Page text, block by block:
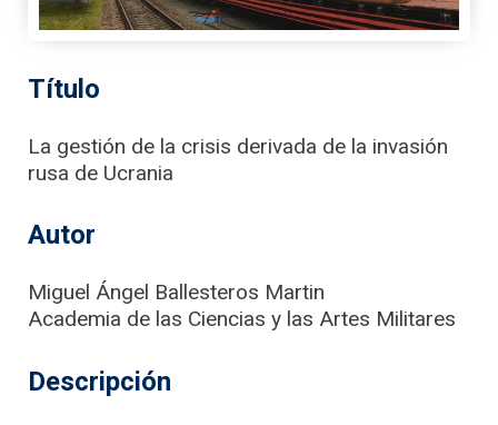
Título
La gestión de la crisis derivada de la invasión
rusa de Ucrania
Autor
Miguel Ángel Ballesteros Martin
Academia de las Ciencias y las Artes Militares
Descripción